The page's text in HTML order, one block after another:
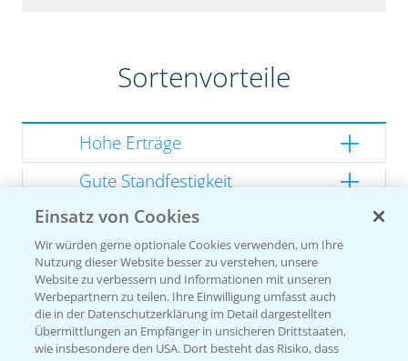
Sortenvorteile
Hohe Erträge
Gute Standfestigkeit
Gutes Dry Down
Gesunde Kolben
Sorteneinstufung nach
Einsatz von Cookies
Wir würden gerne optionale Cookies verwenden, um Ihre
Nutzung dieser Website besser zu verstehen, unsere
Website zu verbessern und Informationen mit unseren
Werbepartnern zu teilen. Ihre Einwilligung umfasst auch
die in der Datenschutzerklärung im Detail dargestellten
Übermittlungen an Empfänger in unsicheren Drittstaaten,
wie insbesondere den USA. Dort besteht das Risiko, dass